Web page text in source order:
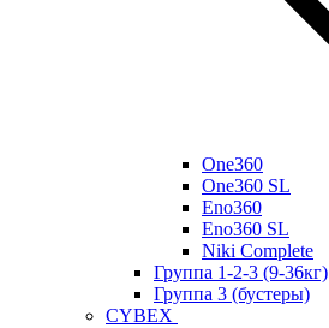
One360
One360 SL
Eno360
Eno360 SL
Niki Complete
Группа 1-2-3 (9-36кг)
Группа 3 (бустеры)
CYBEX